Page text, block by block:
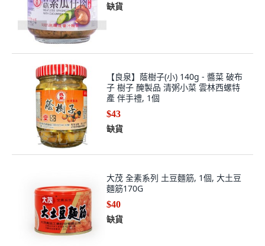
缺貨
【良泉】蔭樹子(小) 140g - 醬菜 破布
子 樹子 醃製品 清粥小菜 雲林西螺特
產 伴手禮, 1個
$43
缺貨
大茂 全素系列 土豆麵筋, 1個, 大土豆
麵筋170G
$40
缺貨